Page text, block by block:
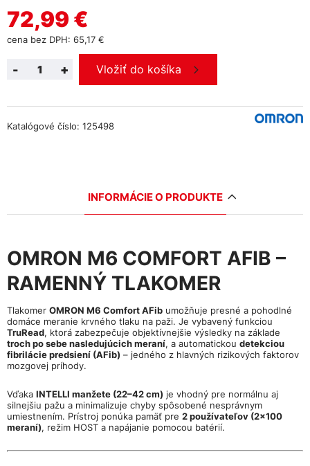
72,99 €
cena bez DPH: 65,17 €
+
- Vložiť do košíka
Katalógové číslo: 125498
INFORMÁCIE O PRODUKTE
OMRON M6 COMFORT AFIB –
RAMENNÝ TLAKOMER
Tlakomer OMRON M6 Comfort AFib umožňuje presné a pohodlné
domáce meranie krvného tlaku na paži. Je vybavený funkciou
TruRead, ktorá zabezpečuje objektívnejšie výsledky na základe
troch po sebe nasledujúcich meraní, a automatickou detekciou
fibrilácie predsiení (AFib) – jedného z hlavných rizikových faktorov
mozgovej príhody.
Vďaka INTELLI manžete (22–42 cm) je vhodný pre normálnu aj
silnejšiu pažu a minimalizuje chyby spôsobené nesprávnym
umiestnením. Prístroj ponúka pamäť pre 2 používateľov (2×100
meraní), režim HOST a napájanie pomocou batérií.